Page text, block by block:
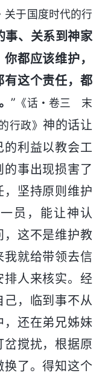
于国度时代的行
事、关系到神家
都应该维护，
这个责任，都
” 《话・卷三 末
行政》 神的话让
利益以教会工
事出现损害了
坚持原则维护
员，能让神认
，这不是维护教
就给带领去信
排人来核实。经
己，临到事不从
，还在弟兄姊妹
岔搅扰，根据原
换了。得知这个